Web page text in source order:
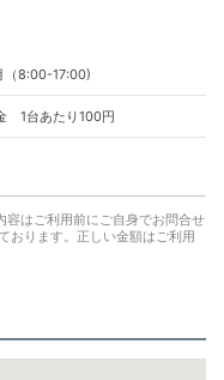
（8:00-17:00)
1台あたり100円
はご利用前にご自身でお問合せ
おります。正しい金額はご利用